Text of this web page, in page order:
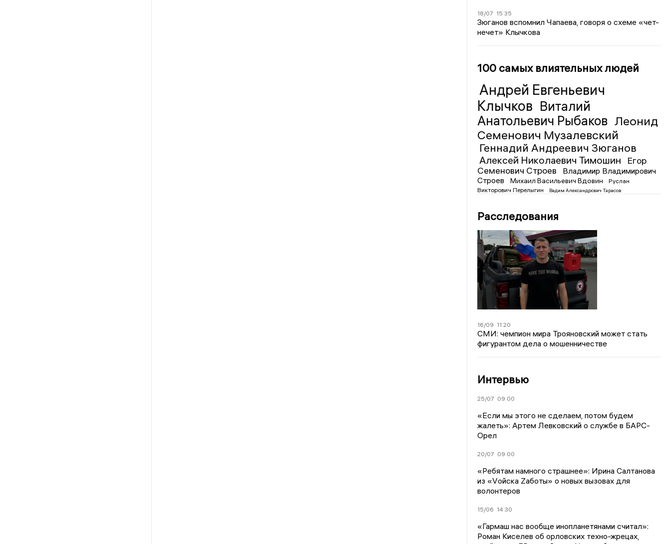
18/07 15:35
Зюганов вспомнил Чапаева, говоря о схеме «чет-
нечет» Клычкова
100 самых влиятельных людей
Андрей Евгеньевич
Клычков Виталий
Анатольевич Рыбаков Леонид
Семенович Музалевский
Геннадий Андреевич Зюганов
Алексей Николаевич Тимошин
Егор
Семенович Строев
Владимир Владимирович
Строев
Михаил Васильевич Вдовин
Руслан
Викторович Перелыгин
Вадим Александрович Тарасов
Расследования
16/09 11:20
СМИ: чемпион мира Трояновский может стать
фигурантом дела о мошенничестве
Интервью
25/07 09:00
«Если мы этого не сделаем, потом будем
жалеть»: Артем Левковский о службе в БАРС-
Орел
20/07 09:00
«Ребятам намного страшнее»: Ирина Салтанова
из «Vойска Zаботы» о новых вызовах для
волонтеров
15/06 14:30
«Гармаш нас вообще инопланетянами считал»:
Роман Киселев об орловских техно-жрецах,